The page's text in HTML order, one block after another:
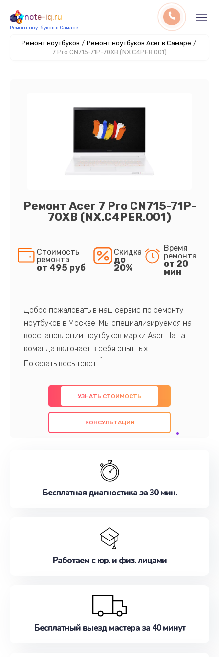
note-iq.ru
Ремонт ноутбуков в Самаре
Ремонт ноутбуков / Ремонт ноутбуков Acer в Самаре /
7 Pro CN715-71P-70XB (NX.C4PER.001)
Ремонт Acer 7 Pro CN715-71P-
70XB (NX.C4PER.001)
Стоимость
ремонта
от 495 руб
Скидка
до
20%
Время
ремонта
от 20
мин
Добро пожаловать в наш сервис по ремонту
ноутбуков в Москве. Мы специализируемся на
восстановлении ноутбуков марки Aser. Наша
команда включает в себя опытных
профессионалов с обширными знаниями и
предлагаем быстрый и качественный ремонт с
использованием оригинальных компонентов, а
также гарантируем качество всех
проведенных работ. Наша цель - предоставить
наилучшим образом. Не медлите записаться на
УЗНАТЬ СТОИМОСТЬ
КОНСУЛЬТАЦИЯ
Бесплатная диагностика за 30 мин.
Работаем с юр. и физ. лицами
Бесплатный выезд мастера за 40 минут